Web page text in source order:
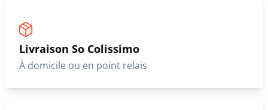
Livraison So Colissimo
À domicile ou en point relais